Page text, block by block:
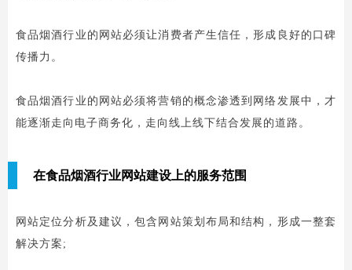
食品烟酒行业的网站必须让消费者产生信任，形成良好的口碑
传播力。
食品烟酒行业的网站必须将营销的概念渗透到网络发展中，才
能逐渐走向电子商务化，走向线上线下结合发展的道路。
在食品烟酒行业网站建设上的服务范围
网站定位分析及建议，包含网站策划布局和结构，形成一整套
解决方案;